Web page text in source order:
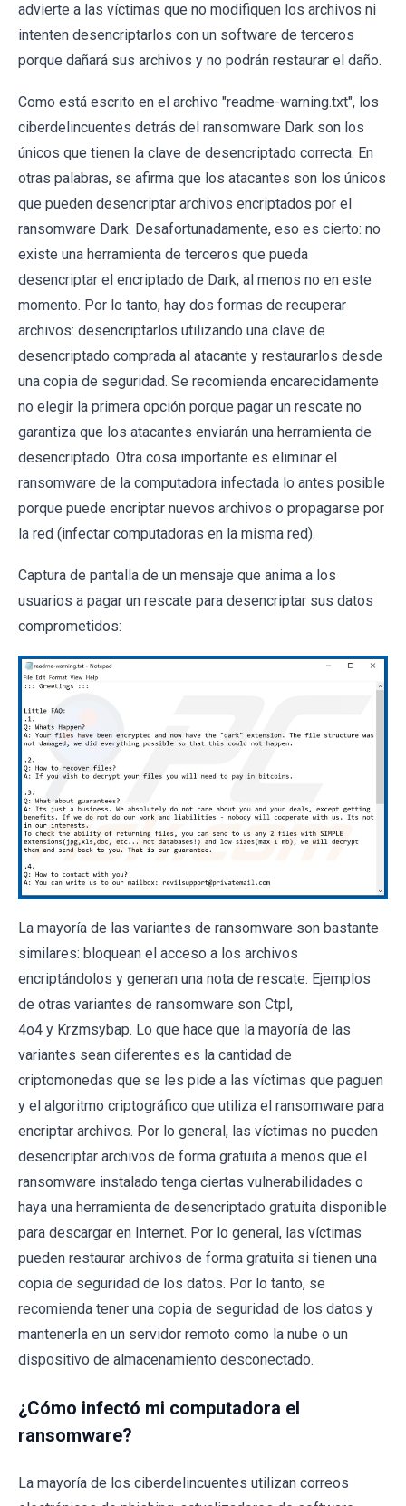
advierte a las víctimas que no modifiquen los archivos ni
intenten desencriptarlos con un software de terceros
porque dañará sus archivos y no podrán restaurar el daño.
Como está escrito en el archivo "readme-warning.txt", los
ciberdelincuentes detrás del ransomware Dark son los
únicos que tienen la clave de desencriptado correcta. En
otras palabras, se afirma que los atacantes son los únicos
que pueden desencriptar archivos encriptados por el
ransomware Dark. Desafortunadamente, eso es cierto: no
existe una herramienta de terceros que pueda
desencriptar el encriptado de Dark, al menos no en este
momento. Por lo tanto, hay dos formas de recuperar
archivos: desencriptarlos utilizando una clave de
desencriptado comprada al atacante y restaurarlos desde
una copia de seguridad. Se recomienda encarecidamente
no elegir la primera opción porque pagar un rescate no
garantiza que los atacantes enviarán una herramienta de
desencriptado. Otra cosa importante es eliminar el
ransomware de la computadora infectada lo antes posible
porque puede encriptar nuevos archivos o propagarse por
la red (infectar computadoras en la misma red).
Captura de pantalla de un mensaje que anima a los
usuarios a pagar un rescate para desencriptar sus datos
comprometidos:
La mayoría de las variantes de ransomware son bastante
similares: bloquean el acceso a los archivos
encriptándolos y generan una nota de rescate. Ejemplos
de otras variantes de ransomware son Ctpl,
4o4 y Krzmsybap. Lo que hace que la mayoría de las
variantes sean diferentes es la cantidad de
criptomonedas que se les pide a las víctimas que paguen
y el algoritmo criptográfico que utiliza el ransomware para
encriptar archivos. Por lo general, las víctimas no pueden
desencriptar archivos de forma gratuita a menos que el
ransomware instalado tenga ciertas vulnerabilidades o
haya una herramienta de desencriptado gratuita disponible
para descargar en Internet. Por lo general, las víctimas
pueden restaurar archivos de forma gratuita si tienen una
copia de seguridad de los datos. Por lo tanto, se
recomienda tener una copia de seguridad de los datos y
mantenerla en un servidor remoto como la nube o un
dispositivo de almacenamiento desconectado.
¿Cómo infectó mi computadora el
ransomware?
La mayoría de los ciberdelincuentes utilizan correos